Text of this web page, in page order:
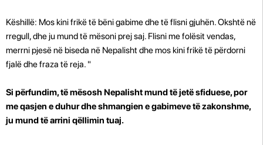
Këshillë: Mos kini frikë të bëni gabime dhe të flisni gjuhën. Okshtë në
rregull, dhe ju mund të mësoni prej saj. Flisni me folësit vendas,
merrni pjesë në biseda në Nepalisht dhe mos kini frikë të përdorni
fjalë dhe fraza të reja. "
Si përfundim, të mësosh Nepalisht mund të jetë sfiduese, por
me qasjen e duhur dhe shmangien e gabimeve të zakonshme,
ju mund të arrini qëllimin tuaj.